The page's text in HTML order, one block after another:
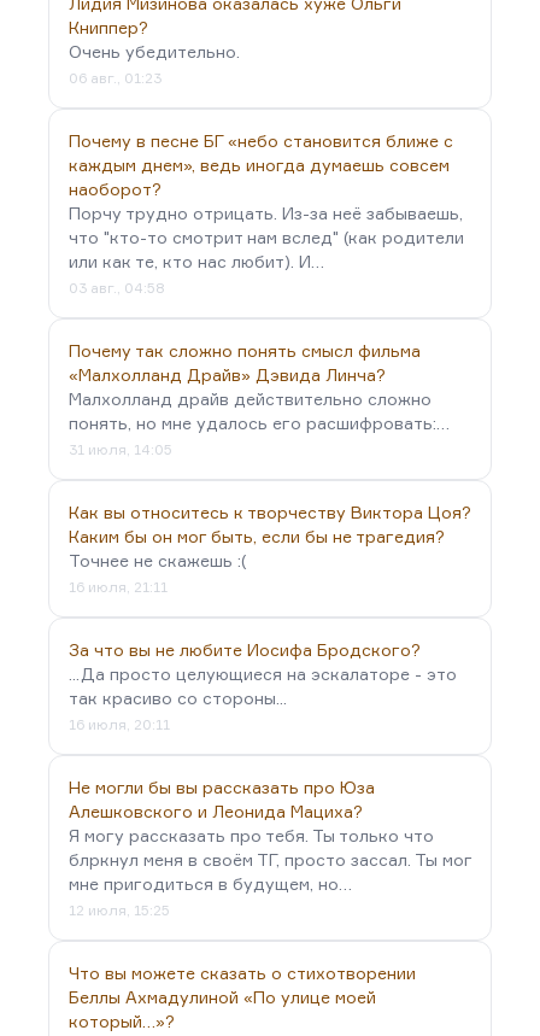
повесть Лидии Чуковской, «Софья Петровна».
Все же остальные обращаются либо к
живительным источникам собственного детства,
либо к спасительной российской и зарубежной
истории. Появляется множество книг о героях
прошлых…
Книппер?
Очень убедительно.
06 авг., 01:23
Почему в песне БГ «небо становится ближе с
каждым днем», ведь иногда думаешь совсем
наоборот?
Порчу трудно отрицать. Из-за неё забываешь,
что "кто-то смотрит нам вслед" (как родители
или как те, кто нас любит). И…
03 авг., 04:58
Почему так сложно понять смысл фильма
«Малхолланд Драйв» Дэвида Линча?
Малхолланд драйв действительно сложно
понять, но мне удалось его расшифровать:…
31 июля, 14:05
Как вы относитесь к творчеству Виктора Цоя?
Каким бы он мог быть, если бы не трагедия?
Точнее не скажешь :(
16 июля, 21:11
За что вы не любите Иосифа Бродского?
...Да просто целующиеся на эскалаторе - это
так красиво со стороны...
16 июля, 20:11
Не могли бы вы рассказать про Юза
Алешковского и Леонида Мациха?
Я могу рассказать про тебя. Ты только что
блркнул меня в своём ТГ, просто зассал. Ты мог
мне пригодиться в будущем, но…
12 июля, 15:25
Что вы можете сказать о стихотворении
Беллы Ахмадулиной «По улице моей
который…»?